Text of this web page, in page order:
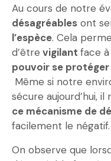
Au cours de notre
désagréables ont
l’espèce. Cela
d’être vigilant face
pouvoir se protéger
Même si notre
sécure aujourd’hui,
ce mécanisme de
facilement le négatif.
On observe que